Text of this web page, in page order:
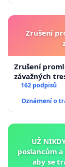
Zrušení
Zrušení
závažných
162 podpisů
Oznámení o
UŽ
poslancům
aby se